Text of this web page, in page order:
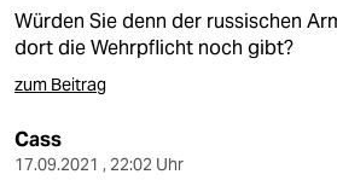
Würden Sie denn der russischen
dort die Wehrpflicht noch gibt?
zum Beitrag
Cass
17.09.2021 , 22:02 Uhr